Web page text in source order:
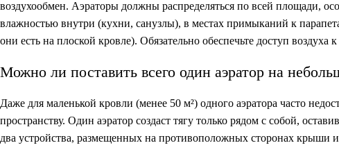
воздухообмен. Аэраторы должны распределяться по всей площади,
влажностью внутри (кухни, санузлы), в местах примыканий к
они есть на плоской кровле). Обязательно обеспечьте доступ воздуха
Можно ли поставить всего один аэратор на
Даже для маленькой кровли (менее 50 м²) одного аэратора часто
пространству. Один аэратор создаст тягу только рядом с собой,
два устройства, размещенных на противоположных сторонах крыши